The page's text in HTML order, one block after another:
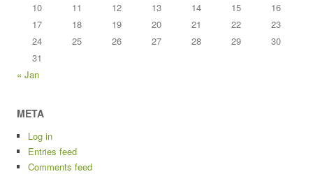
10
11 12 13 14 15
16
17
18 19 20 21 22
23
24
25 26 27 28 29
30
31
« Jan
META
Log in
Entries feed
Comments feed